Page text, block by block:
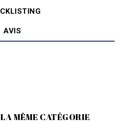
AVIS
MÊME CATÉGORIE